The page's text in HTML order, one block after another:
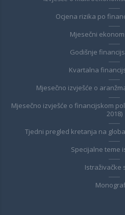
Ocjena rizika po
Mjesečni
Godišnje
Kvartalna
Mjesečno izvješće o
Mjesečno izvješće o financijskom
2018)
Tjedni pregled kretanja na
Specijalne teme
Istraživačke